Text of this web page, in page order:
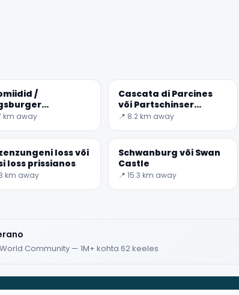
/
või
km away
Cascata di Parcines
või Partschinser
Wasserfall
📍 8.2 km away
loss või
loss prissianos
km away
Schwanburg või Swan
Castle
📍 15.3 km away
Community — 1M+ kohta 62 keeles